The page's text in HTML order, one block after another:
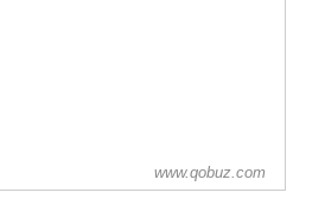
www.qobuz.com